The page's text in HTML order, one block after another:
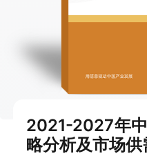
2021-2027年
略分析及市场